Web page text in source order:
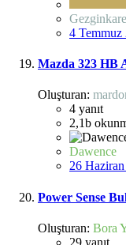
4 Temmuz
Mazda 323 HB
Oluşturan:
4 yanıt
2,1b
Dawence
26
Power Sense
Oluşturan: Bora
29 yanıt